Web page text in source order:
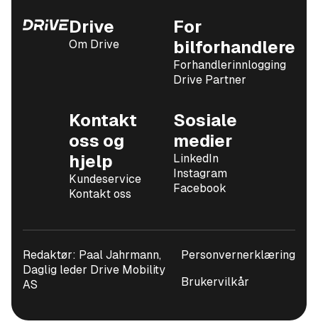
Drive
Om Drive
For
bilforhandlere
Forhandlerinnlogging
Drive Partner
Kontakt
oss og
hjelp
Kundeservice
Kontakt oss
Sosiale
medier
LinkedIn
Instagram
Facebook
Redaktør: Paal Jahrmann,
Daglig leder Drive Mobility
AS
Personvernerklæring
Brukervilkår